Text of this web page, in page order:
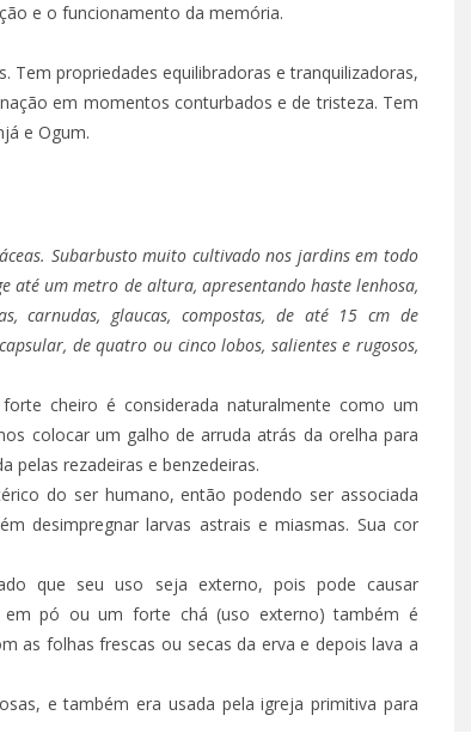
e o funcionamento da memória.
propriedades equilibradoras e tranquilizadoras,
em momentos conturbados e de tristeza. Tem
e Ogum.
Subarbusto muito cultivado nos jardins em todo
até um metro de altura, apresentando haste lenhosa,
carnudas, glaucas, compostas, de até 15 cm de
de quatro ou cinco lobos, salientes e rugosos,
cheiro é considerada naturalmente como um
colocar um galho de arruda atrás da orelha para
pelas rezadeiras e benzedeiras.
do ser humano, então podendo ser associada
desimpregnar larvas astrais e miasmas. Sua cor
que seu uso seja externo, pois pode causar
em pó ou um forte chá (uso externo) também é
as folhas frescas ou secas da erva e depois lava a
e também era usada pela igreja primitiva para